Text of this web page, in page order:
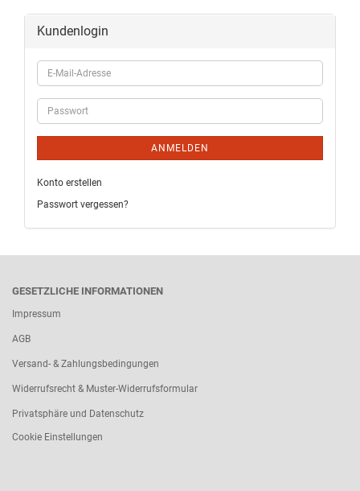
Kundenlogin
ANMELDEN
Konto erstellen
Passwort vergessen?
GESETZLICHE INFORMATIONEN
Impressum
AGB
Versand- & Zahlungsbedingungen
Widerrufsrecht & Muster-Widerrufsformular
Privatsphäre und Datenschutz
Cookie Einstellungen